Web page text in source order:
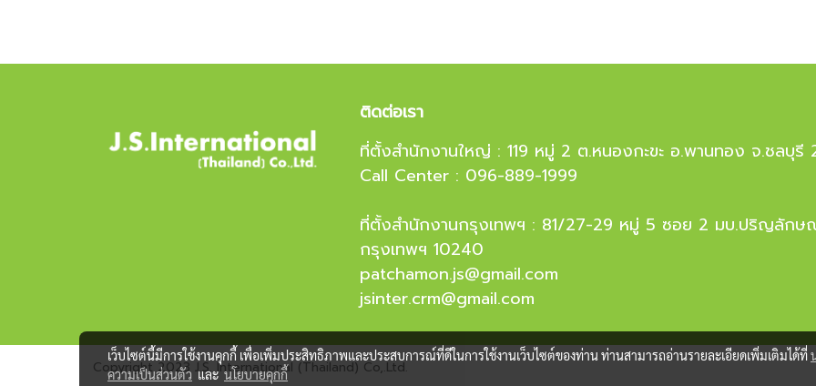
ติดต่อเรา
ที่ตั้งสำนักงานใหญ่ : 119 หมู่ 2 ต.หนองกะขะ อ.พานทอง จ.ชลบุรี
Call Center : 096-889-1999
ที่ตั้งสำนักงานกรุงเทพฯ : 81/27-29 หมู่ 5 ซอย 2 มบ.ปริญลัก
กรุงเทพฯ 10240
patchamon.js@gmail.com
jsinter.crm@gmail.com
Copyright 2023 J.S. International (Thailand) Co,.Ltd.
เว็บไซต์นี้มีการใช้งานคุกกี้ เพื่อเพิ่มประสิทธิภาพและประสบการณ์ที่ดีในการใช้งานเว็บไซต์ของท่าน ท่านสามารถอ่านรายละเอียดเพิ่มเติมได้ที่
ความเป็นส่วนตัว และนโยบายคุกกี้